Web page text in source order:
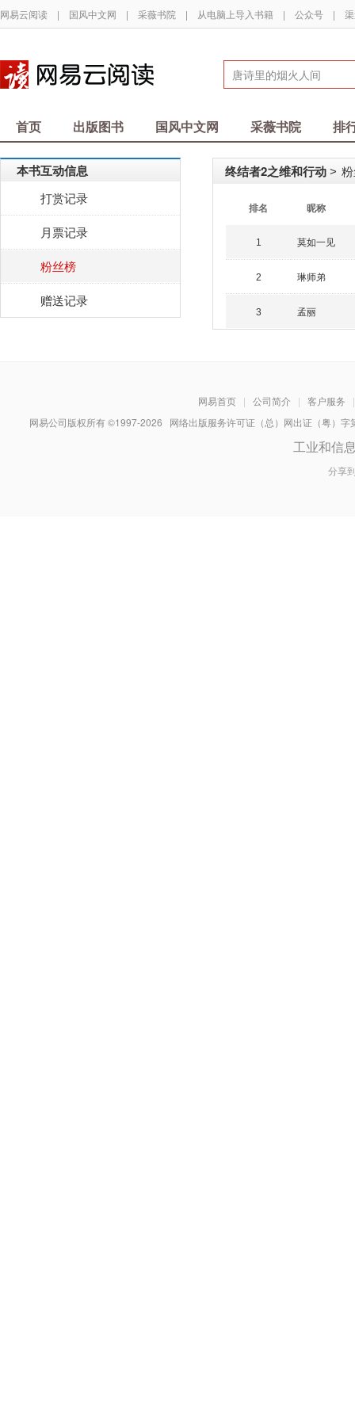
网易云阅读 | 国风中文网 | 采薇书院 | 从电脑上导入书籍 | 公众号 |
首页 出版图书 国风中文网 采薇书院 排
本书互动信息
打赏记录
月票记录
粉丝榜
赠送记录
终结者2之维和行动 >
排名 昵称
1 莫如一见
2 琳师弟
3 孟丽
网易首页 | 公司简介 | 客户服务
|
网易公司版权所有 ©1997-2026 网络出版服务许可证（总）网出证（粤）
工业和信
分享